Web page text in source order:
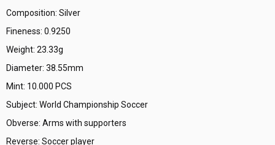
Composition: Silver
Fineness: 0.9250
Weight: 23.33g
Diameter: 38.55mm
Mint: 10.000 PCS
Subject: World Championship Soccer
Obverse: Arms with supporters
Reverse: Soccer player